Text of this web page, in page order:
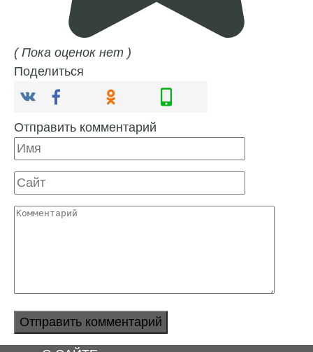
( Пока оценок нет )
Поделиться
Отправить комментарий
Имя
Сайт
Комментарий